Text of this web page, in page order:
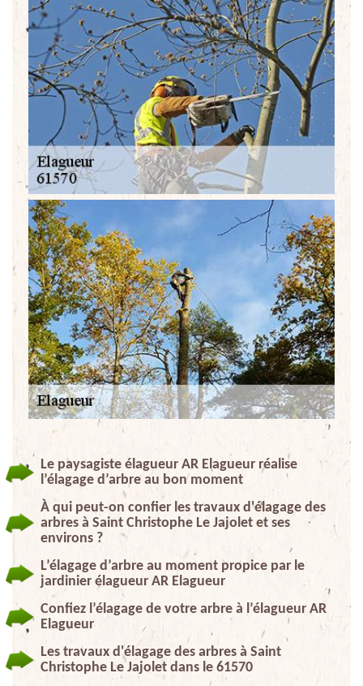
Le paysagiste élagueur AR Elagueur réalise
l’élagage d’arbre au bon moment
À qui peut-on confier les travaux d'élagage des
arbres à Saint Christophe Le Jajolet et ses
environs ?
L’élagage d’arbre au moment propice par le
jardinier élagueur AR Elagueur
Confiez l’élagage de votre arbre à l’élagueur AR
Elagueur
Les travaux d'élagage des arbres à Saint
Christophe Le Jajolet dans le 61570